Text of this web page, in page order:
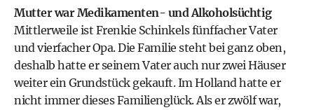
Mutter war Medikamenten- und Alkoholsüchtig
Mittlerweile ist Frenkie Schinkels fünffacher Vater
und vierfacher Opa. Die Familie steht bei ganz oben,
deshalb hatte er seinem Vater auch nur zwei Häuser
weiter ein Grundstück gekauft. Im Holland hatte er
nicht immer dieses Familienglück. Als er zwölf war,